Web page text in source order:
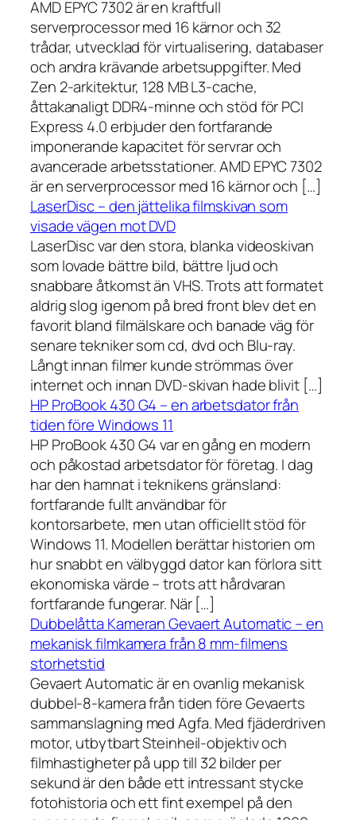
AMD EPYC 7302 är en kraftfull
serverprocessor med 16 kärnor och 32
trådar, utvecklad för virtualisering, databaser
och andra krävande arbetsuppgifter. Med
Zen 2-arkitektur, 128 MB L3-cache,
åttakanaligt DDR4-minne och stöd för PCI
Express 4.0 erbjuder den fortfarande
imponerande kapacitet för servrar och
avancerade arbetsstationer. AMD EPYC 7302
är en serverprocessor med 16 kärnor och […]
LaserDisc – den jättelika filmskivan som
visade vägen mot DVD
LaserDisc var den stora, blanka videoskivan
som lovade bättre bild, bättre ljud och
snabbare åtkomst än VHS. Trots att formatet
aldrig slog igenom på bred front blev det en
favorit bland filmälskare och banade väg för
senare tekniker som cd, dvd och Blu-ray.
Långt innan filmer kunde strömmas över
internet och innan DVD-skivan hade blivit […]
HP ProBook 430 G4 – en arbetsdator från
tiden före Windows 11
HP ProBook 430 G4 var en gång en modern
och påkostad arbetsdator för företag. I dag
har den hamnat i teknikens gränsland:
fortfarande fullt användbar för
kontorsarbete, men utan officiellt stöd för
Windows 11. Modellen berättar historien om
hur snabbt en välbyggd dator kan förlora sitt
ekonomiska värde – trots att hårdvaran
fortfarande fungerar. När […]
Dubbelåtta Kameran Gevaert Automatic – en
mekanisk filmkamera från 8 mm-filmens
storhetstid
Gevaert Automatic är en ovanlig mekanisk
dubbel-8-kamera från tiden före Gevaerts
sammanslagning med Agfa. Med fjäderdriven
motor, utbytbart Steinheil-objektiv och
filmhastigheter på upp till 32 bilder per
sekund är den både ett intressant stycke
fotohistoria och ett fint exempel på den